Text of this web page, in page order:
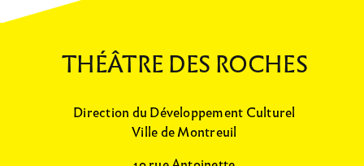
THÉÂTRE DES ROCHES
Direction du Développement Culturel
Ville de Montreuil